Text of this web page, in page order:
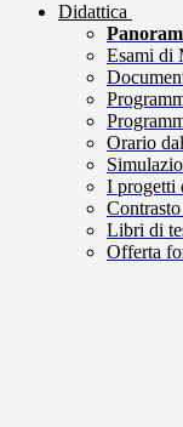
Didattica
Esami di
Orario
I progetti
Libri di
Offerta